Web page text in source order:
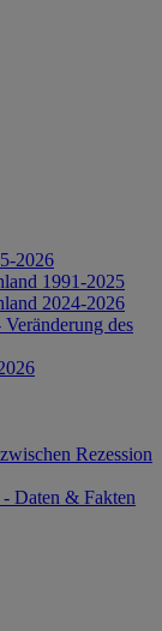
2026
1991-2025
2024-2026
des
Rezession
Daten & Fakten